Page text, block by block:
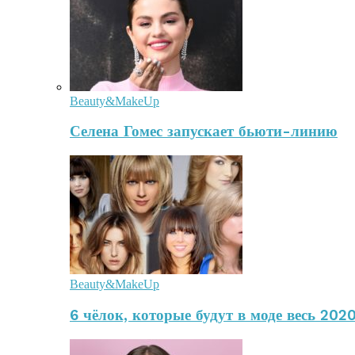
Beauty&MakeUp
Селена Гомес запускает бьюти-линию
Beauty&MakeUp
6 чёлок, которые будут в моде весь